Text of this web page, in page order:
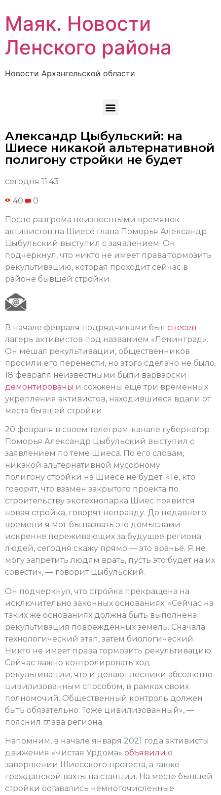
Маяк. Новости
Ленского района
Новости Архангельской области
Александр Цыбульский: на
Шиесе никакой альтернативной
полигону стройки не будет
сегодня 11:43
40 0
После разгрома неизвестными времянок
активистов на Шиесе глава Поморья Александр
Цыбульский выступил с заявлением. Он
подчеркнул, что никто не имеет права тормозить
рекультивацию, которая проходит сейчас в
районе бывшей стройки.
В начале февраля подрядчиками был снесен
лагерь активистов под названием «Ленинград».
Он мешал рекультивации, общественников
просили его перенести, но этого сделано не было.
18 февраля неизвестными были варварски
демонтированы и сожжены ещё три временных
укрепления активистов, находившиеся вдали от
места бывшей стройки.
20 февраля в своем телеграм-канале губернатор
Поморья Александр Цыбульский выступил с
заявлением по теме Шиеса. По его словам,
никакой альтернативной мусорному
полигону стройки на Шиесе не будет. «Те, кто
говорят, что взамен закрытого проекта по
строительству экотехнопарка Шиес появится
новая стройка, говорят неправду. До недавнего
времени я мог бы назвать это домыслами
искренне переживающих за будущее региона
людей, сегодня скажу прямо — это враньё. Я не
могу запретить людям врать, пусть это будет на их
совести», — говорит Цыбульский.
Он подчеркнул, что стройка прекращена на
исключительно законных основаниях. «Сейчас на
таких же основаниях должна быть выполнена
рекультивация повреждённых земель. Сначала
технологический этап, затем биологический.
Никто не имеет права тормозить рекультивацию.
Сейчас важно контролировать ход
рекультивации, что и делают лесники абсолютно
цивилизованным способом, в рамках своих
полномочий. Общественный контроль должен
быть обязательно. Тоже цивилизованный», —
пояснил глава региона.
Напомним, в начале января 2021 года активисты
движения «Чистая Урдома» объявили о
завершении Шиесского протеста, а также
гражданской вахты на станции. На месте бывшей
стройки оставались немногочисленные